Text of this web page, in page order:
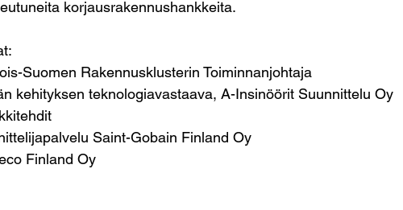
korjausrakennushankkeita.
Suomen Rakennusklusterin Toiminnanjohtaja
kehityksen teknologiavastaava, A-Insinöörit Suunnittelu Oy
Saint-Gobain Finland Oy
Finland Oy